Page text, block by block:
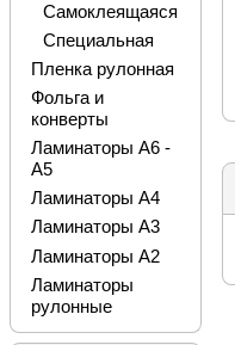
Самоклеящаяся
Специальная
Пленка рулонная
Фольга и
конверты
Ламинаторы А6 -
А5
Ламинаторы А4
Ламинаторы А3
Ламинаторы А2
Ламинаторы
рулонные